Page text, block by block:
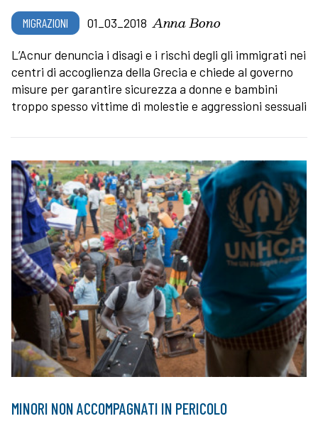
MIGRAZIONI 01_03_2018 Anna Bono
L’Acnur denuncia i disagi e i rischi degli gli immigrati nei
centri di accoglienza della Grecia e chiede al governo
misure per garantire sicurezza a donne e bambini
troppo spesso vittime di molestie e aggressioni sessuali
MINORI NON ACCOMPAGNATI IN PERICOLO